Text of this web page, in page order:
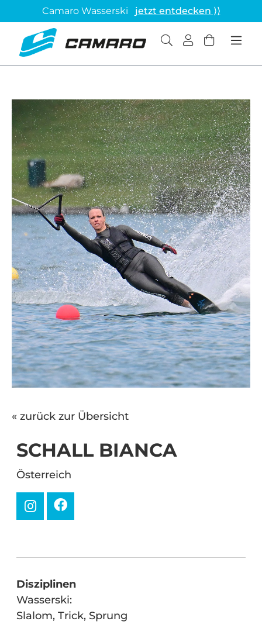
Camaro Wasserski jetzt entdecken ⟩⟩
« zurück zur Übersicht
SCHALL BIANCA
Österreich
Disziplinen
Wasserski:
Slalom, Trick, Sprung